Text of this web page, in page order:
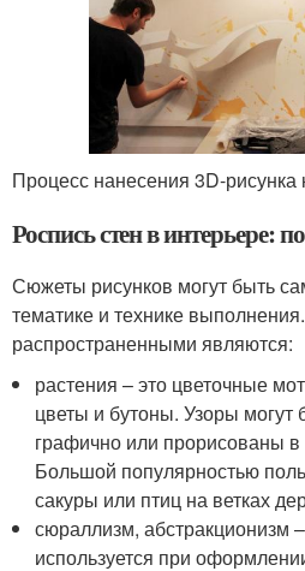
Процесс нанесения 3D-рисунка
Роспись стен в интерьере:
Сюжеты рисунков могут быть
тематике и технике
распространенными являются:
растения – это цветочные
цветы и бутоны. Узоры могут
графично или прорисованы в
Большой популярностью
сакуры или птиц на ветках
сюраллизм, абстракционизм
используется при